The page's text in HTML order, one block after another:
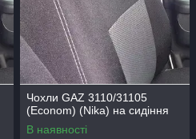
Чохли GAZ 3110/31105
(Econom) (Nika) на сидіння
В наявності